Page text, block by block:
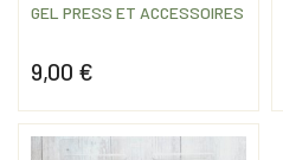
9,00 €
GEL PRESS ET ACCESSOIRES